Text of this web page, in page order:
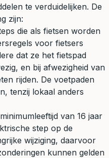
te verduidelijken. De
zijn:
die als fietsen worden
voor fietsers
dat ze het fietspad
en bij afwezigheid van
rijden. De voetpaden
tenzij lokaal anders
van 16 jaar
step op de
wijziging, daarvoor
kunnen gelden